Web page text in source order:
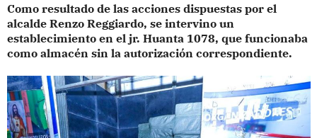
Como resultado de las acciones dispuestas por el
alcalde Renzo Reggiardo, se intervino un
establecimiento en el jr. Huanta 1078, que funcionaba
como almacén sin la autorización correspondiente.